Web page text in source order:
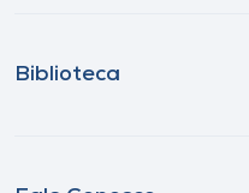
Biblioteca